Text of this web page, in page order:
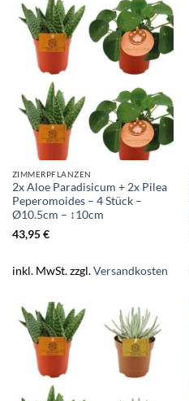
ZIMMERPFLANZEN
2x Aloe Paradisicum + 2x Pilea
Peperomoides – 4 Stück –
Ø10.5cm – ↕10cm
43,95€
inkl. MwSt.zzgl.Versandkosten